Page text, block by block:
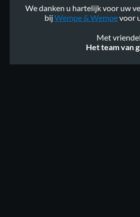
Design
We danken u hartelijk voor uw
bij Wempe & Wempevoor
Met
Het team van